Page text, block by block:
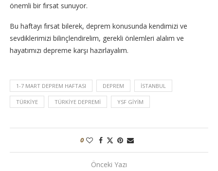
önemli bir fırsat sunuyor.
Bu haftayı fırsat bilerek, deprem konusunda kendimizi ve
sevdiklerimizi bilinçlendirelim, gerekli önlemleri alalım ve
hayatımızı depreme karşı hazırlayalım.
1-7 MART DEPREM HAFTASI DEPREM İSTANBUL
TÜRKIYE TÜRKIYE DEPREMI YSF GIYIM
0
Önceki Yazı